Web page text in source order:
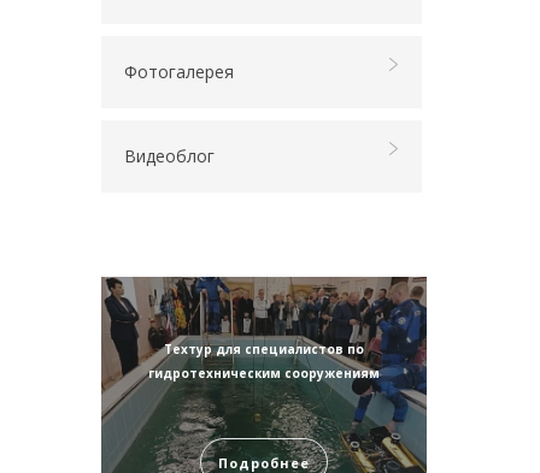
Фотогалерея
Видеоблог
Техтур для специалистов по
гидротехническим сооружениям
Подробнее